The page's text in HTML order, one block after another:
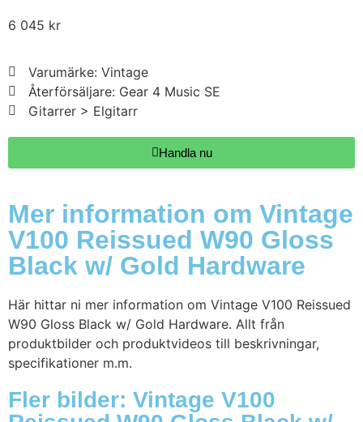
6 045 kr
Varumärke: Vintage
Återförsäljare: Gear 4 Music SE
Gitarrer > Elgitarr
Handla nu
Mer information om Vintage
V100 Reissued W90 Gloss
Black w/ Gold Hardware
Här hittar ni mer information om Vintage V100 Reissued
W90 Gloss Black w/ Gold Hardware. Allt från
produktbilder och produktvideos till beskrivningar,
specifikationer m.m.
Fler bilder: Vintage V100